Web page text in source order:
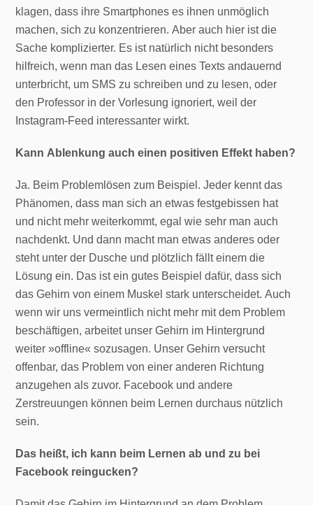
klagen, dass ihre Smartphones es ihnen unmöglich
machen, sich zu konzentrieren. Aber auch hier ist die
Sache komplizierter. Es ist natürlich nicht besonders
hilfreich, wenn man das Lesen eines Texts andauernd
unterbricht, um SMS zu schreiben und zu lesen, oder
den Professor in der Vorlesung ignoriert, weil der
Instagram-Feed interessanter wirkt.
Kann Ablenkung auch einen positiven Effekt haben?
Ja. Beim Problemlösen zum Beispiel. Jeder kennt das
Phänomen, dass man sich an etwas festgebissen hat
und nicht mehr weiterkommt, egal wie sehr man auch
nachdenkt. Und dann macht man etwas anderes oder
steht unter der Dusche und plötzlich fällt einem die
Lösung ein. Das ist ein gutes Beispiel dafür, dass sich
das Gehirn von einem Muskel stark unterscheidet. Auch
wenn wir uns vermeintlich nicht mehr mit dem Problem
beschäftigen, arbeitet unser Gehirn im Hintergrund
weiter »offline« sozusagen. Unser Gehirn versucht
offenbar, das Problem von einer anderen Richtung
anzugehen als zuvor. Facebook und andere
Zerstreuungen können beim Lernen durchaus nützlich
sein.
Das heißt, ich kann beim Lernen ab und zu bei
Facebook reingucken?